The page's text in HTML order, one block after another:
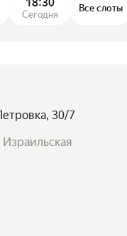
18:30
Сегодня
Все слоты
30/7